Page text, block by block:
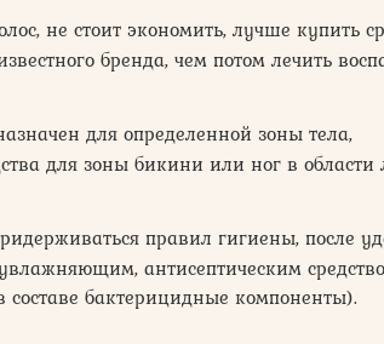
не стоит экономить, лучше купить
бренда, чем потом лечить
для определенной зоны тела,
для зоны бикини или ног в
правил гигиены, после
антисептическим
бактерицидные компоненты).